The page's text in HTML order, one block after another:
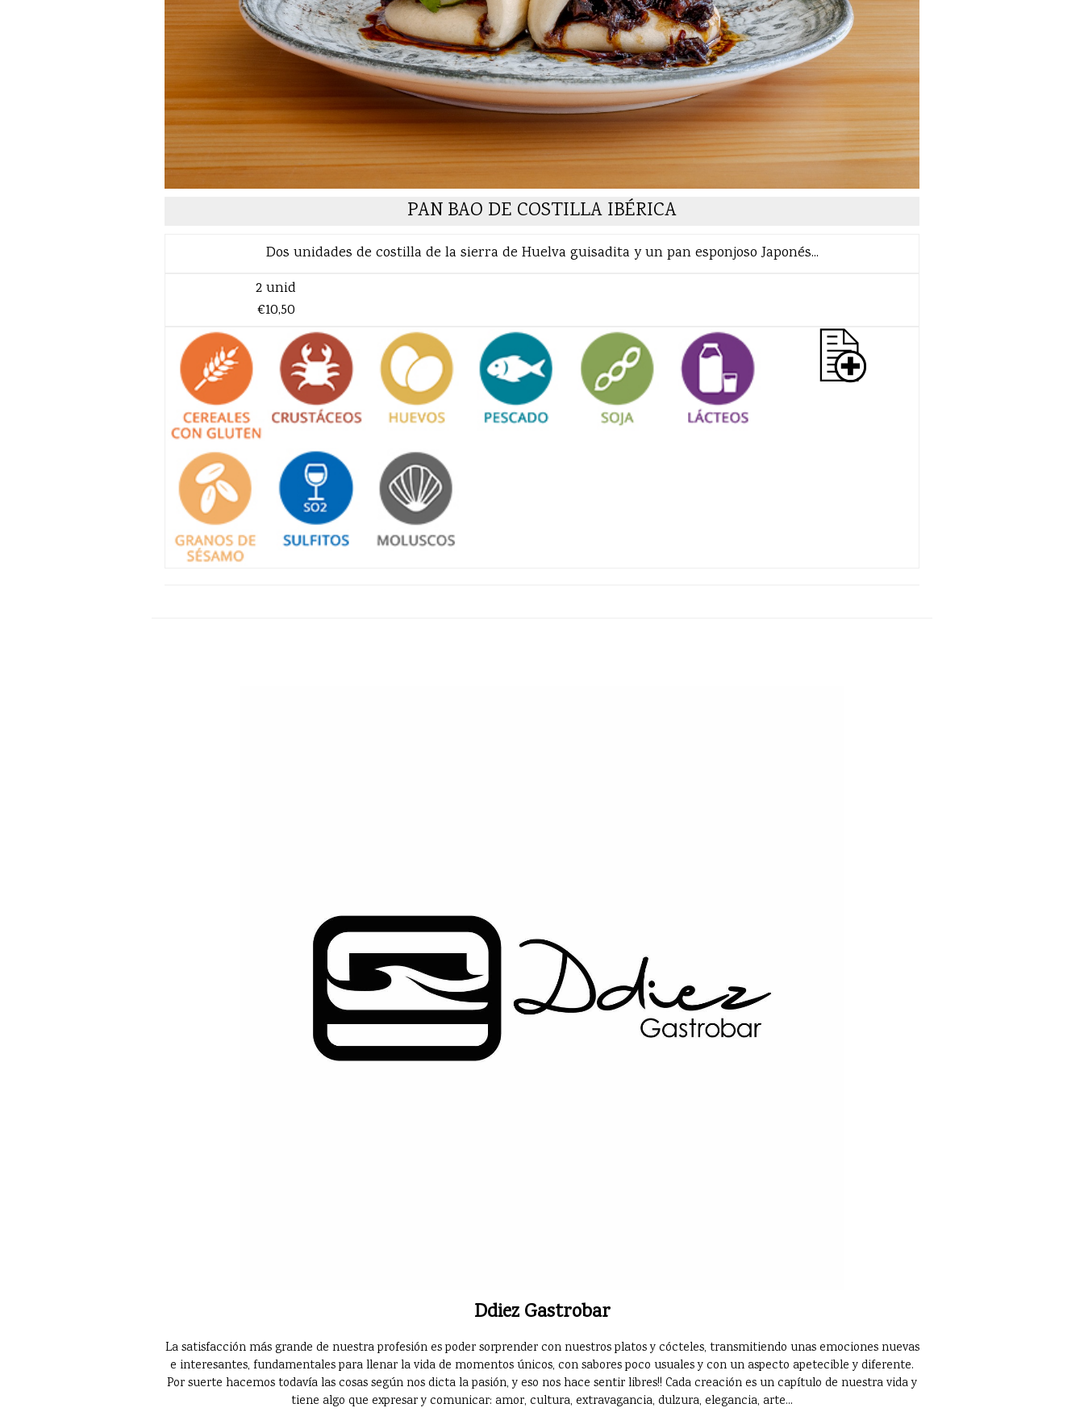
PAN BAO DE COSTILLA IBÉRICA
Dos unidades de costilla de la sierra de Huelva guisadita y un pan esponjoso Japonés...
2 unid
€10,50
Ddiez Gastrobar
La satisfacción más grande de nuestra profesión es poder sorprender con nuestros platos y cócteles, transmitiendo unas emociones nuevas
e interesantes, fundamentales para llenar la vida de momentos únicos, con sabores poco usuales y con un aspecto apetecible y diferente.
Por suerte hacemos todavía las cosas según nos dicta la pasión, y eso nos hace sentir libres!! Cada creación es un capítulo de nuestra vida y
tiene algo que expresar y comunicar: amor, cultura, extravagancia, dulzura, elegancia, arte...